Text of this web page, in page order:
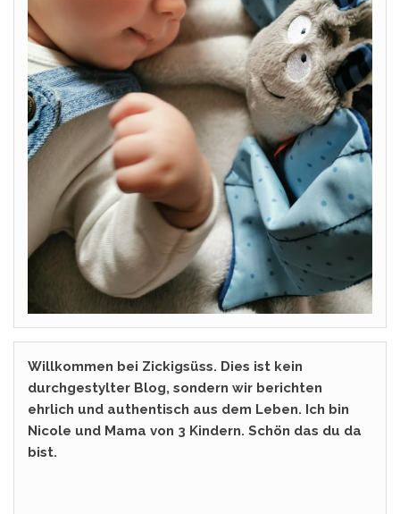
Willkommen bei Zickigsüss. Dies ist kein
durchgestylter Blog, sondern wir berichten
ehrlich und authentisch aus dem Leben. Ich bin
Nicole und Mama von 3 Kindern. Schön das du da
bist.